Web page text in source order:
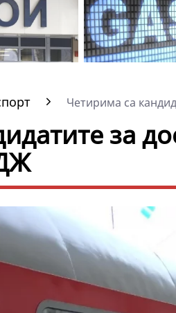
Четирима са
за